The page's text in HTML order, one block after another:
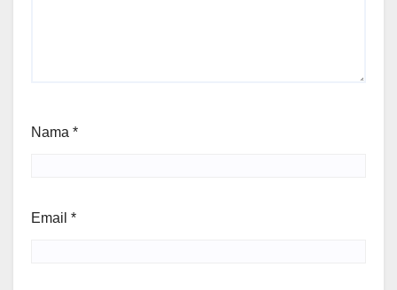
Nama *
Email *